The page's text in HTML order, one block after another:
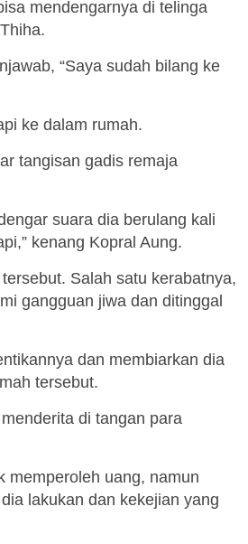
mendengarnya di telinga
“Saya sudah bilang ke
ke dalam rumah.
tangisan gadis remaja
suara dia berulang kali
kenang Kopral Aung.
Salah satu kerabatnya,
gangguan jiwa dan ditinggal
dan membiarkan dia
tersebut.
di tangan para
memperoleh uang, namun
lakukan dan kekejian yang